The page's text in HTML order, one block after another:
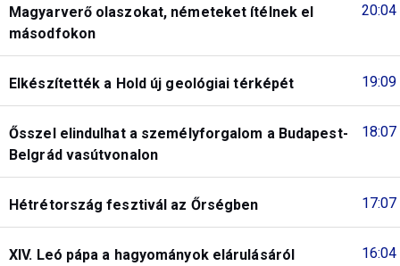
20:04
Magyarverő olaszokat, németeket ítélnek el
másodfokon
19:09
Elkészítették a Hold új geológiai térképét
18:07
Ősszel elindulhat a személyforgalom a Budapest-
Belgrád vasútvonalon
17:07
Hétrétország fesztivál az Őrségben
16:04
XIV. Leó pápa a hagyományok elárulásáról